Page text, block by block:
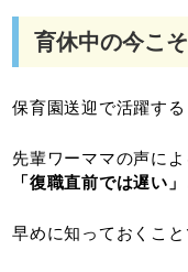
育休中の今こ
保育園送迎で活躍する
先輩ワーママの声によ
「復職直前では遅い
早めに知っておくこ